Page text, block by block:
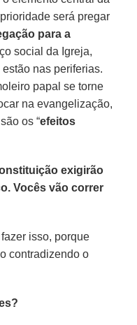
será pregar
para a
social da Igreja,
nas periferias.
papal se torne
na evangelização,
os “efeitos
exigirão
Vocês vão correr
isso, porque
contradizendo o